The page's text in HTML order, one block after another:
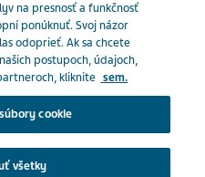
v
byť pracovníkom v
obsiahnuté v tejto
pre odborníkov.
tablety
na presnosť a funkčnosť
ponúknuť. Svoj názor
odoprieť. Ak sa chcete
postupoch, údajoch,
kliknite sem.
cookie
všetky